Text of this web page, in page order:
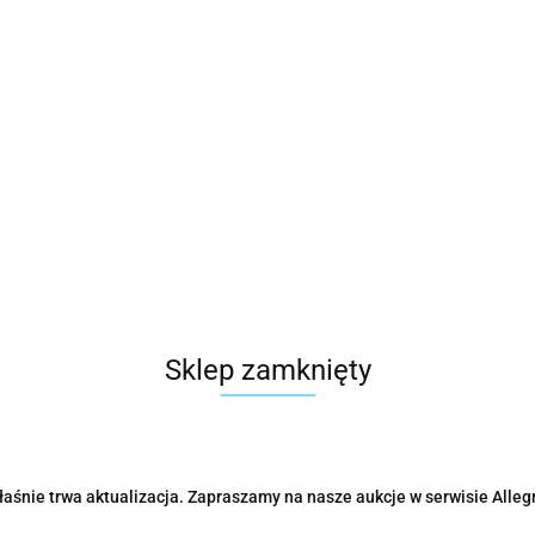
Sklep zamknięty
trwa aktualizacja. Zapraszamy na nasze aukcje w serwisie